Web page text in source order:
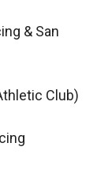
& San
Club)